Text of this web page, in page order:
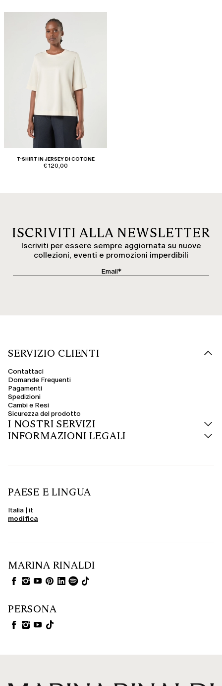
T-SHIRT IN JERSEY DI COTONE
€ 120,00
ISCRIVITI ALLA NEWSLETTER
Iscriviti per essere sempre aggiornata su nuove
collezioni, eventi e promozioni imperdibili
SERVIZIO CLIENTI
Contattaci
Domande Frequenti
Pagamenti
Spedizioni
Cambi e Resi
Sicurezza del prodotto
I NOSTRI SERVIZI
INFORMAZIONI LEGALI
PAESE E LINGUA
Italia | it
modifica
MARINA RINALDI
PERSONA